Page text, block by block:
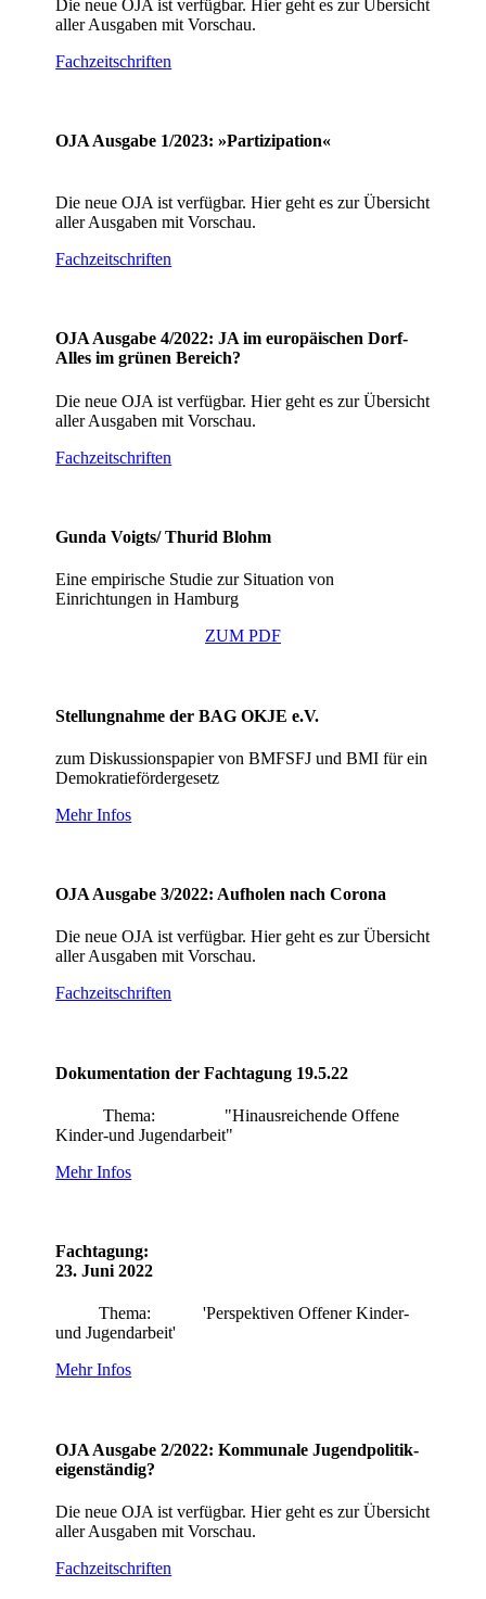
Die neue OJA ist verfügbar. Hier geht es zur Übersicht
aller Ausgaben mit Vorschau.
Fachzeitschriften
OJA Ausgabe 1/2023: »Partizipation«
Die neue OJA ist verfügbar. Hier geht es zur Übersicht
aller Ausgaben mit Vorschau.
Fachzeitschriften
OJA Ausgabe 4/2022: JA im europäischen Dorf-
Alles im grünen Bereich?
Die neue OJA ist verfügbar. Hier geht es zur Übersicht
aller Ausgaben mit Vorschau.
Fachzeitschriften
Gunda Voigts/ Thurid Blohm
Eine empirische Studie zur Situation von
Einrichtungen in Hamburg
ZUM PDF
Stellungnahme der BAG OKJE e.V.
zum Diskussionspapier von BMFSFJ und BMI für ein
Demokratiefördergesetz
Mehr Infos
OJA Ausgabe 3/2022: Aufholen nach Corona
Die neue OJA ist verfügbar. Hier geht es zur Übersicht
aller Ausgaben mit Vorschau.
Fachzeitschriften
Dokumentation der Fachtagung 19.5.22
Thema: "Hinausreichende Offene
Kinder-und Jugendarbeit"
Mehr Infos
Fachtagung:
23. Juni 2022
Thema: 'Perspektiven Offener Kinder-
und Jugendarbeit'
Mehr Infos
OJA Ausgabe 2/2022: Kommunale Jugendpolitik-
eigenständig?
Die neue OJA ist verfügbar. Hier geht es zur Übersicht
aller Ausgaben mit Vorschau.
Fachzeitschriften